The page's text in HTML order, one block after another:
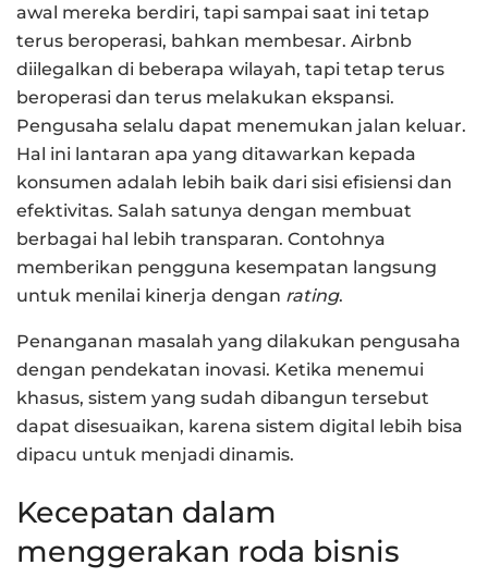
awal mereka berdiri, tapi sampai saat ini tetap
terus beroperasi, bahkan membesar. Airbnb
diilegalkan di beberapa wilayah, tapi tetap terus
beroperasi dan terus melakukan ekspansi.
Pengusaha selalu dapat menemukan jalan keluar.
Hal ini lantaran apa yang ditawarkan kepada
konsumen adalah lebih baik dari sisi efisiensi dan
efektivitas. Salah satunya dengan membuat
berbagai hal lebih transparan. Contohnya
memberikan pengguna kesempatan langsung
untuk menilai kinerja dengan rating.
Penanganan masalah yang dilakukan pengusaha
dengan pendekatan inovasi. Ketika menemui
khasus, sistem yang sudah dibangun tersebut
dapat disesuaikan, karena sistem digital lebih bisa
dipacu untuk menjadi dinamis.
Kecepatan dalam
menggerakan roda bisnis